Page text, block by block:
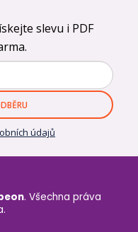
slevu i PDF
údajů
. Všechna práva